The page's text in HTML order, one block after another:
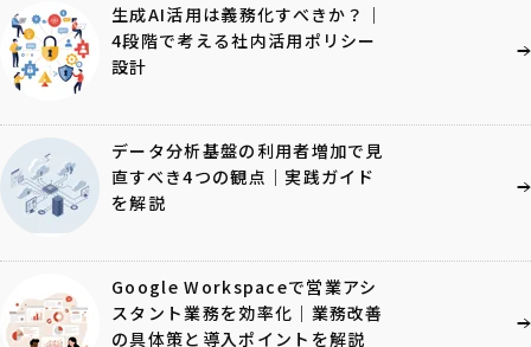
生成AI活用は義務化すべきか？｜
4段階で考える社内活用ポリシー
設計
データ分析基盤の利用者増加で見
直すべき4つの観点｜実践ガイド
を解説
Google Workspaceで営業アシ
スタント業務を効率化｜業務改善
の具体策と導入ポイントを解説